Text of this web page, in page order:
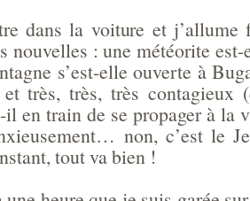
dans la voiture et
nouvelles : une météorite
s’est-elle ouverte à
très, très, très contagieux
en train de se propager à la
non, c’est le
tout va bien !